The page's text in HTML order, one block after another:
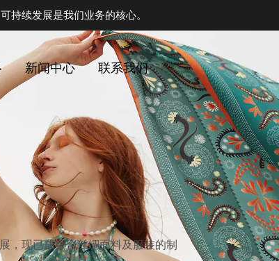
可持续发展是我们业务的核心。
新闻中心 联系我们
，现已成集合丝绸面料及服装的制